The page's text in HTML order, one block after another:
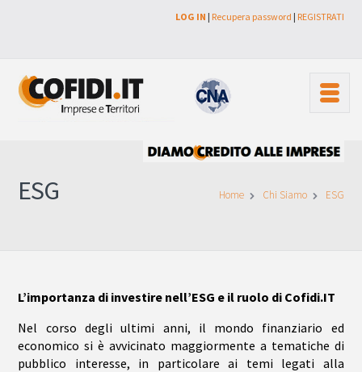
LOG IN | Recupera password | REGISTRATI
ESG Home Chi Siamo ESG
L’importanza di investire nell’ESG e il ruolo di Cofidi.IT
Nel corso degli ultimi anni, il mondo finanziario ed
economico si è avvicinato maggiormente a tematiche di
pubblico interesse, in particolare ai temi legati alla